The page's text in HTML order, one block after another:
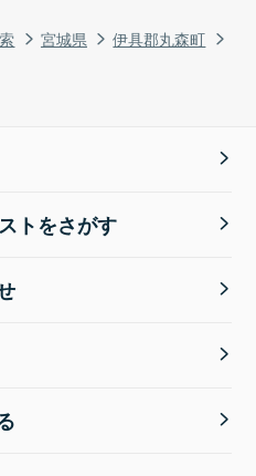
宮城県
伊具郡丸森町
トをさがす